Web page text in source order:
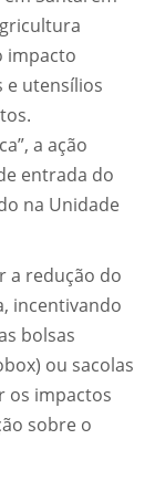
impacto
e utensílios
a ação
entrada do
na Unidade
a redução do
incentivando
bolsas
ou sacolas
os impactos
sobre o